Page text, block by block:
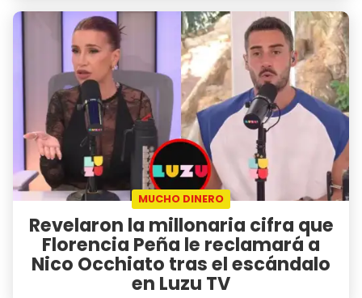
MUCHO DINERO
Revelaron la millonaria cifra que
Florencia Peña le reclamará a
Nico Occhiato tras el escándalo
en Luzu TV